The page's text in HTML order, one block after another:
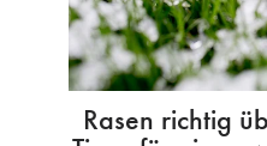
Rasen richtig